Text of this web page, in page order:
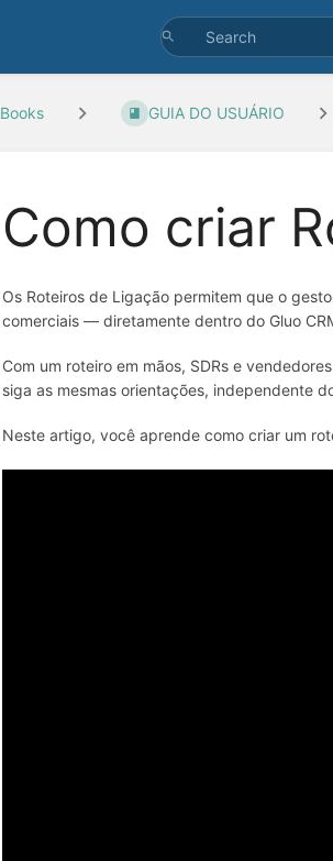
Books GUIA DO USUÁRIO
Como criar
Os Roteiros de Ligação permitem que o
comerciais — diretamente dentro do Gluo
Com um roteiro em mãos, SDRs e
siga as mesmas orientações, independente
Neste artigo, você aprende como criar um